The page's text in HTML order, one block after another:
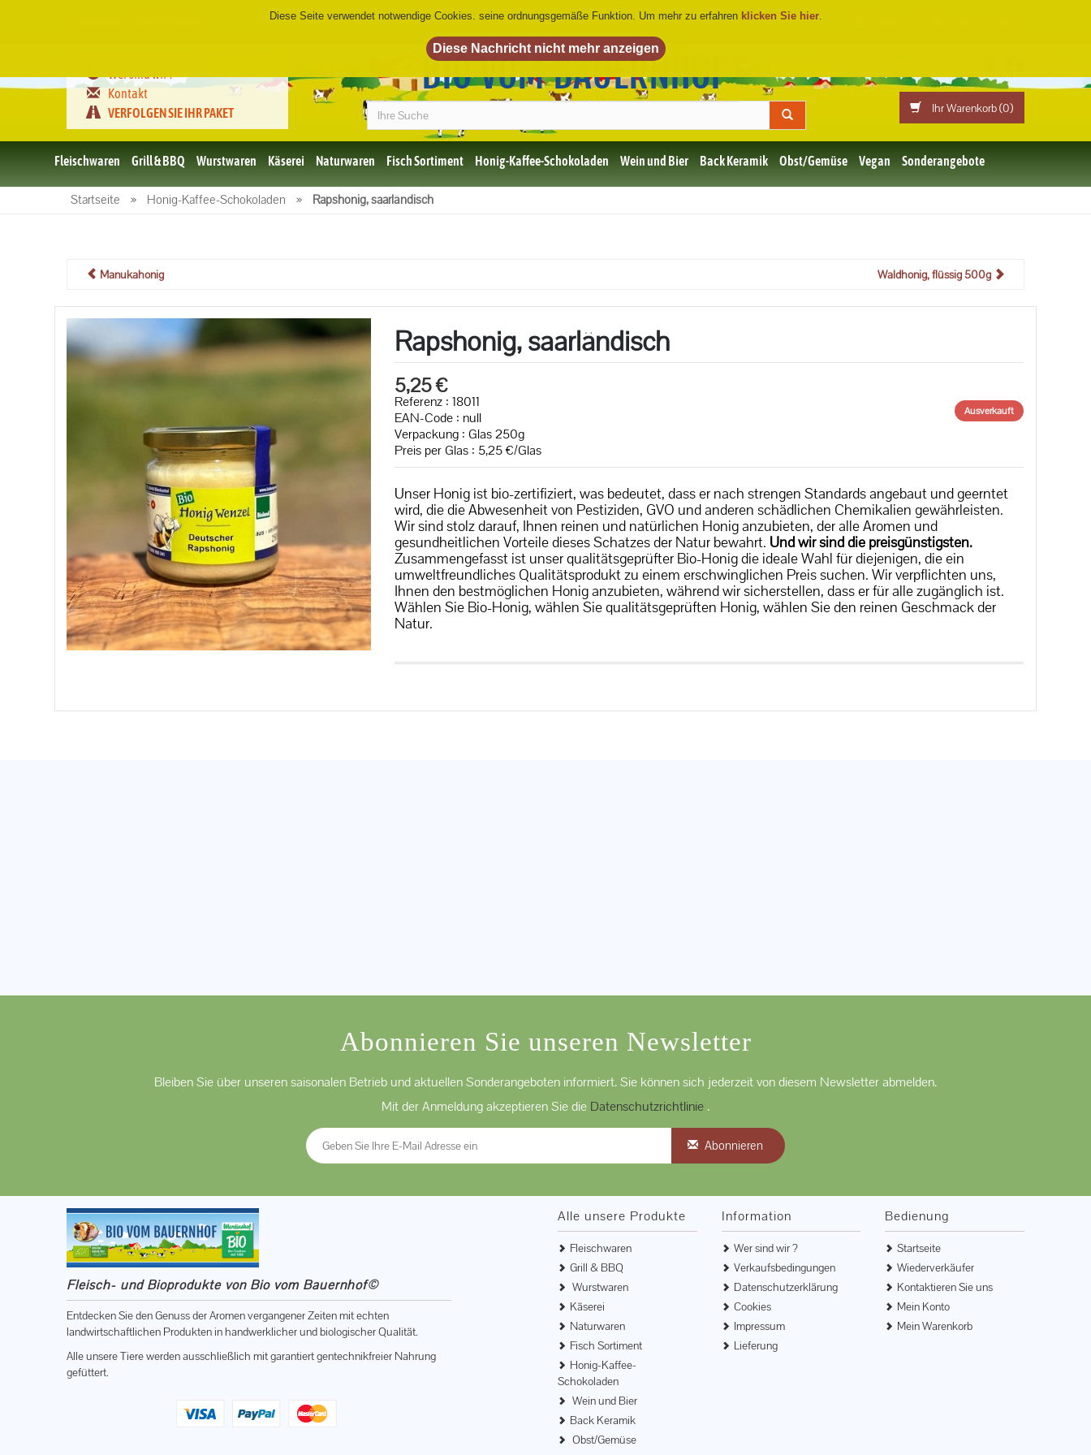
Wer sind wir ?
Kontakt
VERFOLGEN SIE IHR PAKET
BIO VOM BAUERNHOF
Ihr Warenkorb (0)
Fleischwaren
Bio
Schweinefleisch
Grill & BBQ Wurstwaren Käserei Naturwaren Fisch Sortiment
Bio Fisch
Honig-Kaffee-Schokoladen Wein und Bier Back Keramik Obst/Gemüse Vegan Sonderangebote
Startseite » Honig-Kaffee-Schokoladen » Rapshonig, saarländisch
Manukahonig Waldhonig, flüssig 500g
Rapshonig, saarländisch
5,25 €
Referenz : 18011
EAN-Code : null
Verpackung : Glas 250g
Preis per Glas : 5,25 €/Glas
Ausverkauft
Unser Honig ist bio-zertifiziert, was bedeutet, dass er nach strengen Standards angebaut und geerntet
wird, die die Abwesenheit von Pestiziden, GVO und anderen schädlichen Chemikalien gewährleisten.
Wir sind stolz darauf, Ihnen reinen und natürlichen Honig anzubieten, der alle Aromen und
gesundheitlichen Vorteile dieses Schatzes der Natur bewahrt. Und wir sind die preisgünstigsten.
Zusammengefasst ist unser qualitätsgeprüfter Bio-Honig die ideale Wahl für diejenigen, die ein
umweltfreundliches Qualitätsprodukt zu einem erschwinglichen Preis suchen. Wir verpflichten uns,
Ihnen den bestmöglichen Honig anzubieten, während wir sicherstellen, dass er für alle zugänglich ist.
Wählen Sie Bio-Honig, wählen Sie qualitätsgeprüften Honig, wählen Sie den reinen Geschmack der
Natur.
Abonnieren Sie unseren Newsletter
Bleiben Sie über unseren saisonalen Betrieb und aktuellen Sonderangeboten informiert. Sie können sich jederzeit von diesem Newsletter abmelden.
Mit der Anmeldung akzeptieren Sie die Datenschutzrichtlinie .
Abonnieren
Fleisch- und Bioprodukte von Bio vom Bauernhof©
Entdecken Sie den Genuss der Aromen vergangener Zeiten mit echten
landwirtschaftlichen Produkten in handwerklicher und biologischer Qualität.
Alle unsere Tiere werden ausschließlich mit garantiert gentechnikfreier Nahrung
gefüttert.
Alle unsere Produkte
Fleischwaren
Grill & BBQ
Wurstwaren
Käserei
Naturwaren
Fisch Sortiment
Honig-Kaffee-
Schokoladen
Wein und Bier
Back Keramik
Obst/Gemüse
Information
Wer sind wir ?
Verkaufsbedingungen
Datenschutzerklärung
Cookies
Impressum
Lieferung
Bedienung
Startseite
Wiederverkäufer
Kontaktieren Sie uns
Mein Konto
Mein Warenkorb
Diese Seite verwendet notwendige Cookies. seine ordnungsgemäße Funktion. Um mehr zu erfahren klicken Sie hier.